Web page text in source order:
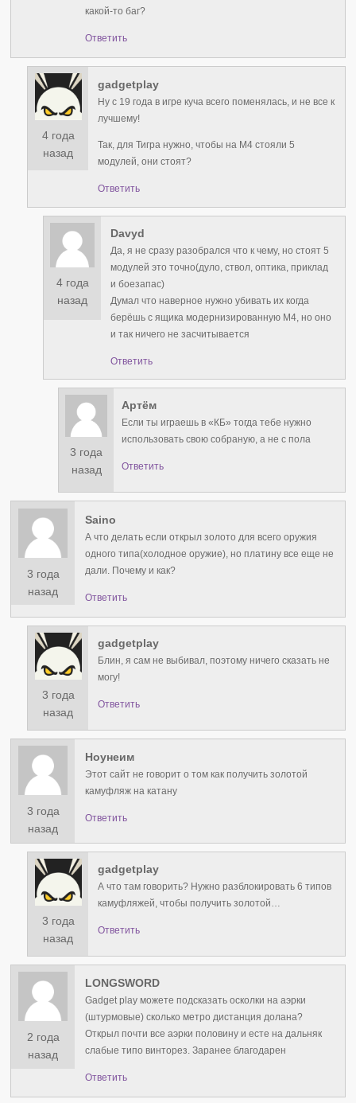
какой-то баг?
Ответить
4 года
назад
gadgetplay
Ну с 19 года в игре куча всего поменялась, и не все к
лучшему!
Так, для Тигра нужно, чтобы на М4 стояли 5
модулей, они стоят?
Ответить
4 года
назад
Davyd
Да, я не сразу разобрался что к чему, но стоят 5
модулей это точно(дуло, ствол, оптика, приклад
и боезапас)
Думал что наверное нужно убивать их когда
берёшь с ящика модернизированную М4, но оно
и так ничего не засчитывается
Ответить
3 года
назад
Артём
Если ты играешь в «КБ» тогда тебе нужно
использовать свою собраную, а не с пола
Ответить
3 года
назад
Saino
А что делать если открыл золото для всего оружия
одного типа(холодное оружие), но платину все еще не
дали. Почему и как?
Ответить
3 года
назад
gadgetplay
Блин, я сам не выбивал, поэтому ничего сказать не
могу!
Ответить
3 года
назад
Ноунеим
Этот сайт не говорит о том как получить золотой
камуфляж на катану
Ответить
3 года
назад
gadgetplay
А что там говорить? Нужно разблокировать 6 типов
камуфляжей, чтобы получить золотой…
Ответить
2 года
назад
LONGSWORD
Gadget play можете подсказать осколки на аэрки
(штурмовые) сколько метро дистанция долана?
Открыл почти все аэрки половину и есте на дальняк
слабые типо винторез. Заранее благодарен
Ответить